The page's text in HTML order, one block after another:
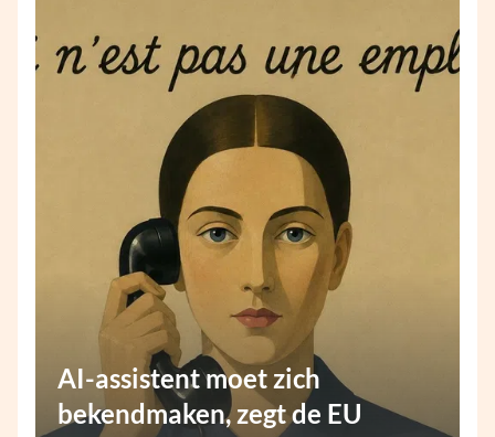
AI-assistent moet zich
bekendmaken, zegt de EU